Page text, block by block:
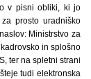
v pisni obliki, ki jo
prosto uradniško
Ministrstvo za
in splošno
ter na spletni strani
tudi elektronska